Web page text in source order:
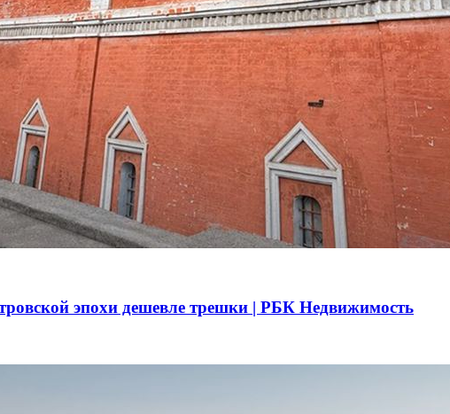
эпохи дешевле трешки | РБК Недвижимость